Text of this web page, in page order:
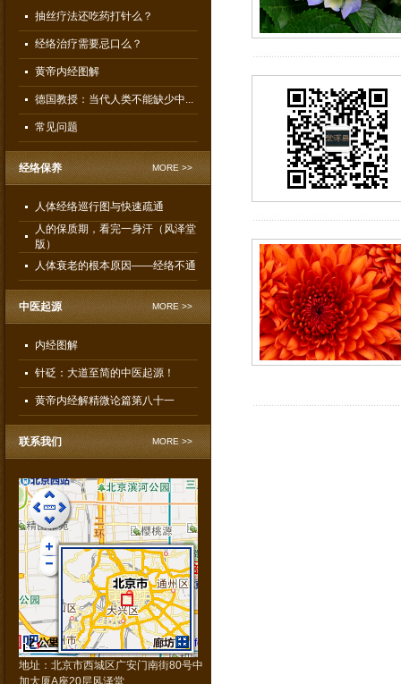
抽丝疗法还吃药打针么？
经络治疗需要忌口么？
黄帝内经图解
德国教授：当代人类不能缺少中...
常见问题
经络保养 MORE >>
人体经络巡行图与快速疏通
人的保质期，看完一身汗（风泽堂
版）
人体衰老的根本原因——经络不通
中医起源 MORE >>
内经图解
针砭：大道至简的中医起源！
黄帝内经解精微论篇第八十一
联系我们 MORE >>
GS(2011)1617号 Data © NavInfo
風澤堂痔疮康复部
2 公里
地址：北京市西城区广安门南街80号中
加大厦A座20层风泽堂